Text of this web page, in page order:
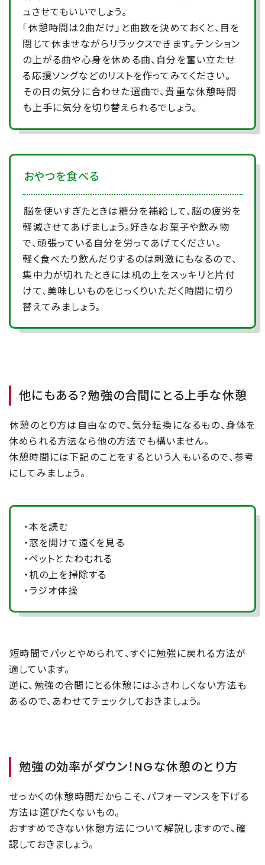
ュさせてもいいでしょう。
「休憩時間は2曲だけ」と曲数を決めておくと、目を
閉じて休ませながらリラックスできます。テンション
の上がる曲や心身を休める曲、自分を奮い立たせ
る応援ソングなどのリストを作ってみてください。
その日の気分に合わせた選曲で、貴重な休憩時間
も上手に気分を切り替えられるでしょう。
おやつを食べる
脳を使いすぎたときは糖分を補給して、脳の疲労を
軽減させてあげましょう。好きなお菓子や飲み物
で、頑張っている自分を労ってあげてください。
軽く食べたり飲んだりするのは刺激にもなるので、
集中力が切れたときには机の上をスッキリと片付
けて、美味しいものをじっくりいただく時間に切り
替えてみましょう。
他にもある？勉強の合間にとる上手な休憩
休憩のとり方は自由なので、気分転換になるもの、身体を
休められる方法なら他の方法でも構いません。
休憩時間には下記のことをするという人もいるので、参考
にしてみましょう。
・本を読む
・窓を開けて遠くを見る
・ペットとたわむれる
・机の上を掃除する
・ラジオ体操
短時間でパッとやめられて、すぐに勉強に戻れる方法が
適しています。
逆に、勉強の合間にとる休憩にはふさわしくない方法も
あるので、あわせてチェックしておきましょう。
勉強の効率がダウン！NGな休憩のとり方
せっかくの休憩時間だからこそ、パフォーマンスを下げる
方法は選びたくないもの。
おすすめできない休憩方法について解説しますので、確
認しておきましょう。